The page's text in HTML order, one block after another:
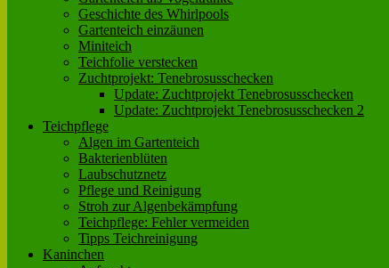
Geschichte des Whirlpools
Gartenteich einzäunen
Miniteich
Teichfolie verstecken
Zuchtprojekt: Tenebrosusschecken
Update: Zuchtprojekt Tenebrosusschecken
Update: Zuchtprojekt Tenebrosusschecken 2
Teichpflege
Algen im Gartenteich
Bakterienblüten
Laubschutznetz
Pflege und Reinigung
Stroh zur Algenbekämpfung
Teichpflege: Fehler vermeiden
Tipps Teichreinigung
Kaninchen